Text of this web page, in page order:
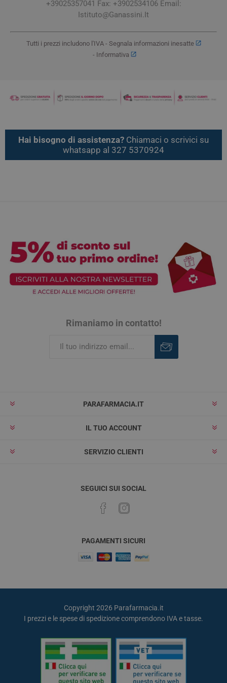
+39025357041 Fax: +3902534106 Email:
Istituto@Ganassini.It
Tutti i prezzi includono l'IVA - Segnala informazioni inesatte
- Informativa
Hai bisogno di assistenza? Chiamaci o scrivici su
whatsapp al 327 5370924
Rimaniamo in contatto!
PARAFARMACIA.IT
IL TUO ACCOUNT
SERVIZIO CLIENTI
SEGUICI SUI SOCIAL
PAGAMENTI SICURI
Copyright 2026 Parafarmacia.it
I prezzi e le spese di spedizione comprendono IVA e tasse.